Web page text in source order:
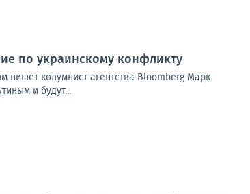
по украинскому конфликту
пишет колумнист агентства Bloomberg Марк
и будут...